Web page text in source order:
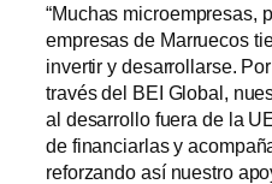
“Muchas microempresas,
empresas de Marruecos
invertir y desarrollarse.
través del BEI Global,
al desarrollo fuera de la
de financiarlas y
reforzando así nuestro